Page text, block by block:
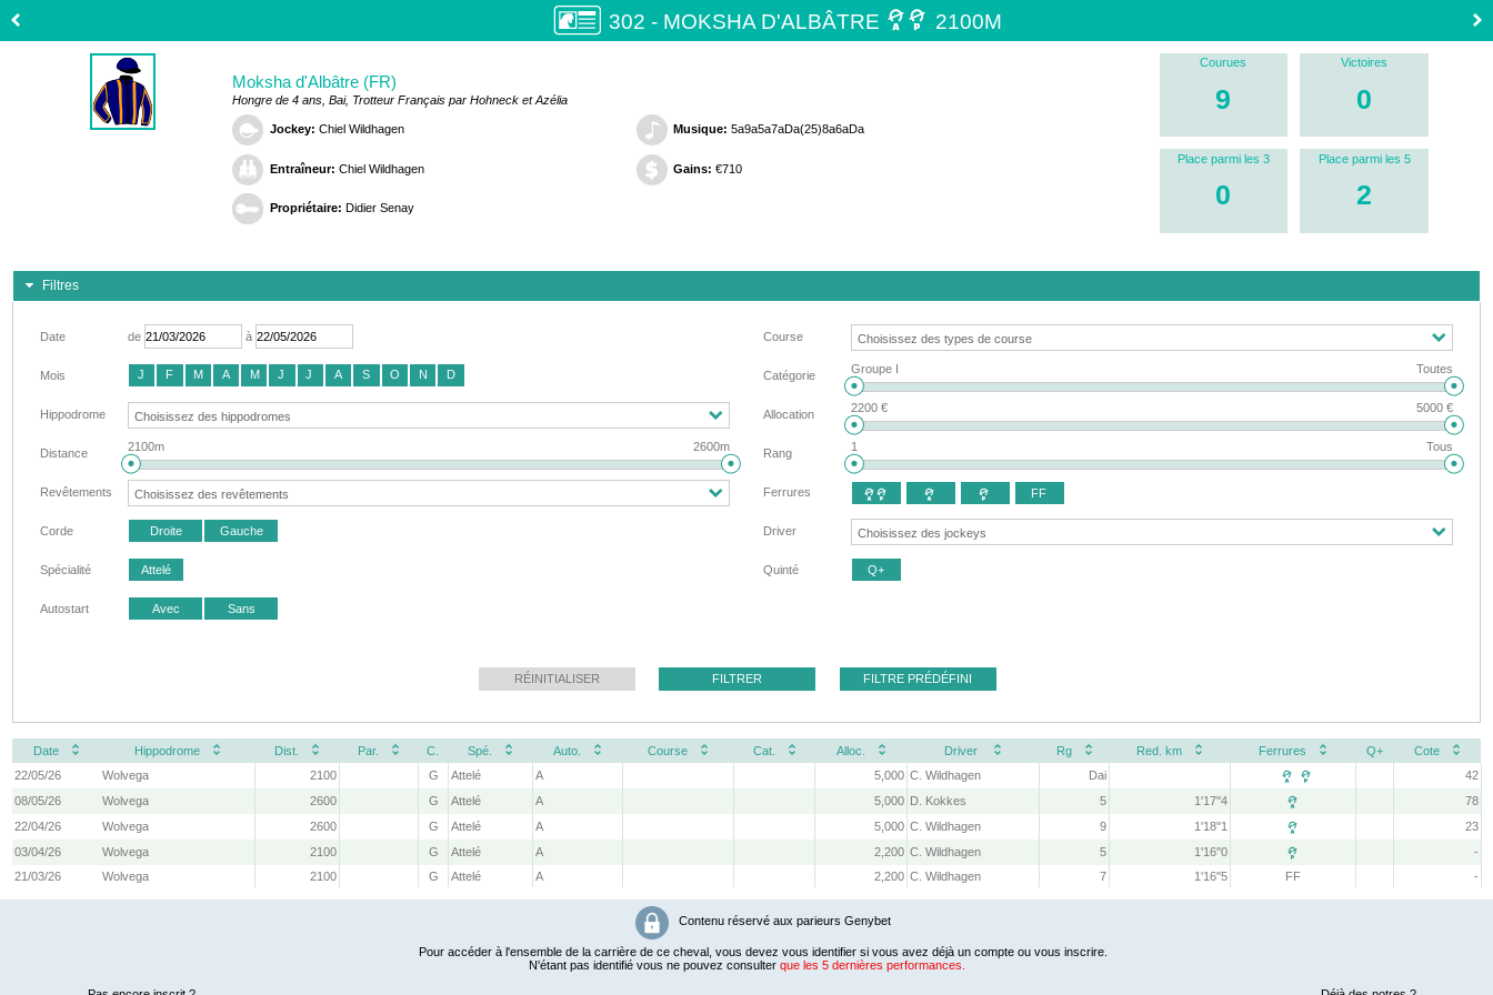
302 - MOKSHA D'ALBÂTRE  2100M
Moksha d'Albâtre (FR)
Hongre de 4 ans, Bai, Trotteur Français par Hohneck et Azélia
Jockey: Chiel Wildhagen
Entraîneur: Chiel Wildhagen
Propriétaire: Didier Senay
Musique: 5a9a5a7aDa(25)8a6aDa
Gains: €710
Courues
9
Victoires
0
Place parmi les 3
0
Place parmi les 5
2
Filtres
Date de à
Mois J F M A M J J A S O N D
Hippodrome
Distance 2100m 2600m
Revêtements
Corde Droite Gauche
Spécialité Attelé
Autostart Avec Sans
Course
Catégorie Groupe I Toutes
Allocation 2200 € 5000 €
Rang 1 Tous
Ferrures    FF
Driver
Quinté Q+
RÉINITIALISER FILTRER FILTRE PRÉDÉFINI
Date Hippodrome Dist. Par. C. Spé. Auto. Course Cat. Alloc. Driver Rg Red. km Ferrures Q+
Cote
22/05/26
Wolvega 2100 G Attelé A 5,000 C. Wildhagen Dai  
42
08/05/26
Wolvega 2600 G Attelé A 5,000 D. Kokkes 5 1'17''4 
78
22/04/26
Wolvega 2600 G Attelé A 5,000 C. Wildhagen 9 1'18''1 
23
03/04/26
Wolvega 2100 G Attelé A 2,200 C. Wildhagen 5 1'16''0 
-
21/03/26
Wolvega 2100 G Attelé A 2,200 C. Wildhagen 7 1'16''5 FF -
Contenu réservé aux parieurs Genybet
Pour accéder à l'ensemble de la carrière de ce cheval, vous devez vous identifier si vous avez déjà un compte ou vous inscrire.
N'étant pas identifié vous ne pouvez consulter que les 5 dernières performances.